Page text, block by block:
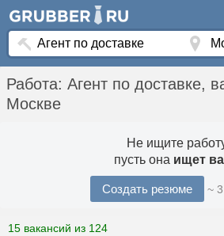
Работа: Агент по доставке,
Москве
Не ищите
пусть она ищет
Создать резюме ~
15 вакансий из 124